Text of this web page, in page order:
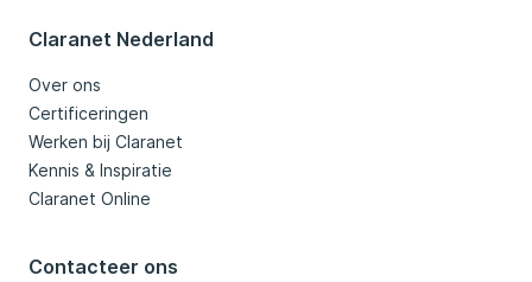
Claranet Nederland
Over ons
Certificeringen
Werken bij Claranet
Kennis & Inspiratie
Claranet Online
Contacteer ons